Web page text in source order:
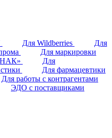
Для Wildberries
Для
Для маркировки
Для
Для фармацевтики
Для работы с контрагентами
ЭДО с поставщиками